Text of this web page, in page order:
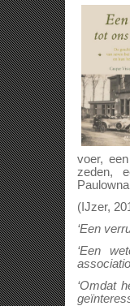
voer,
zeden,
(IJzer,
‘Een
‘Een
‘Omdat